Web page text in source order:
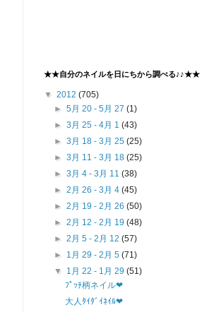
★★自分のネイルを日にちから調べる♪♪★★
▼ 2012 (705)
►5月 20 - 5月 27(1)
►3月 25 - 4月 1(43)
►3月 18 - 3月 25(25)
►3月 11 - 3月 18(25)
►3月 4 - 3月 11(38)
►2月 26 - 3月 4(45)
►2月 19 - 2月 26(50)
►2月 12 - 2月 19(48)
►2月 5 - 2月 12(57)
► 1月 29 - 2月 5(71)
▼ 1月 22 - 1月 29(51)
ﾌﾟｯﾁ柄ネイル❤
大人ﾀｲﾀﾞｲﾈｲﾙ❤